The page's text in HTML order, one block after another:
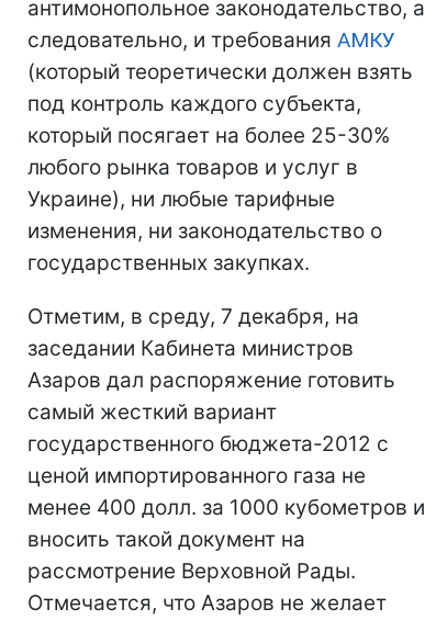
антимонопольное законодательство, а
следовательно, и требования АМКУ
(который теоретически должен взять
под контроль каждого субъекта,
который посягает на более 25-30%
любого рынка товаров и услуг в
Украине), ни любые тарифные
изменения, ни законодательство о
государственных закупках.
Отметим, в среду, 7 декабря, на
заседании Кабинета министров
Азаров дал распоряжение готовить
самый жесткий вариант
государственного бюджета-2012 с
ценой импортированного газа не
менее 400 долл. за 1000 кубометров и
вносить такой документ на
рассмотрение Верховной Рады.
Отмечается, что Азаров не желает